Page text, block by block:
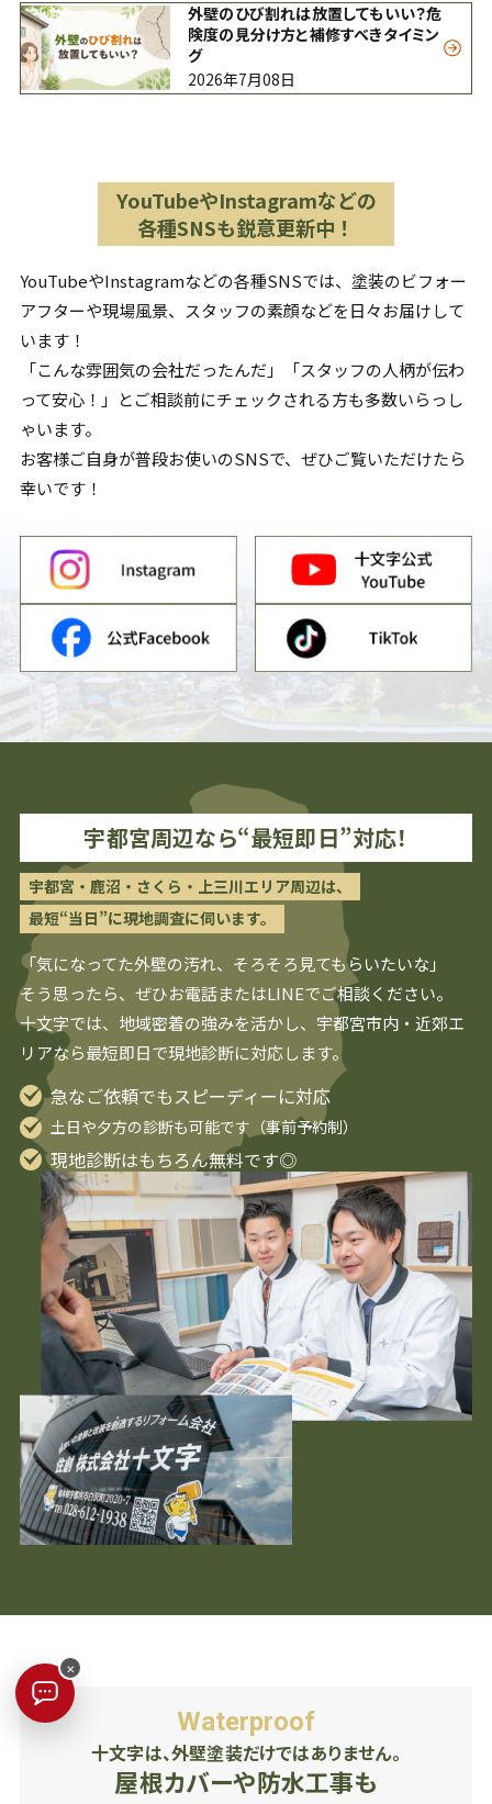
外壁のひび割れは放置してもいい？危
険度の見分け方と補修すべきタイミン
グ
2026年7月08日
YouTubeやInstagramなどの
各種SNSも鋭意更新中！
YouTubeやInstagramなどの各種SNSでは、塗装のビフォー
アフターや現場風景、スタッフの素顔などを日々お届けして
います！
「こんな雰囲気の会社だったんだ」「スタッフの人柄が伝わ
って安心！」とご相談前にチェックされる方も多数いらっし
ゃいます。
お客様ご自身が普段お使いのSNSで、ぜひご覧いただけたら
幸いです！
宇都宮周辺なら“最短即日”対応！
宇都宮・鹿沼・さくら・上三川エリア周辺は、
最短“当日”に現地調査に伺います。
「気になってた外壁の汚れ、そろそろ見てもらいたいな」
そう思ったら、ぜひお電話またはLINEでご相談ください。
十文字では、地域密着の強みを活かし、 宇都宮市内・近郊エ
リアなら最短即日で現地診断に対応します。
急なご依頼でもスピーディーに対応
土日や夕方の診断も可能です（事前予約制）
現地診断はもちろん無料です◎
Waterproof
十文字は、外壁塗装だけではありません。
屋根カバーや防水工事も
×